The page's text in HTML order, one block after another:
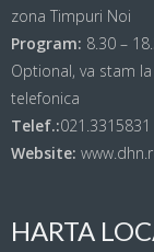
zona Timpuri Noi
Program: 8.30 –
Optional, va stam
telefonica
Telef.:
Website:
HARTA